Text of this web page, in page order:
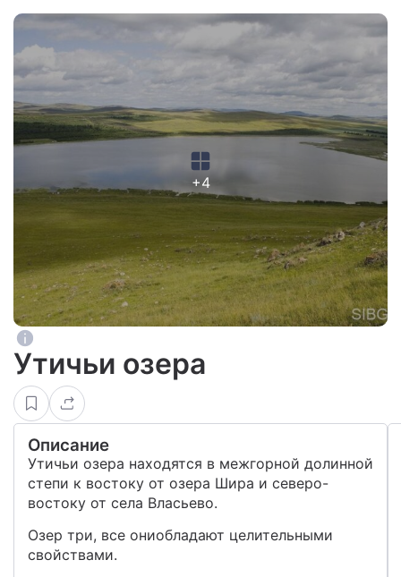
Утичьи озера
+4
Описание
Утичьи озера находятся в межгорной долинной
степи к востоку от озера Шира и северо-
востоку от села Власьево.
Озер три, все ониобладают целительными
свойствами.